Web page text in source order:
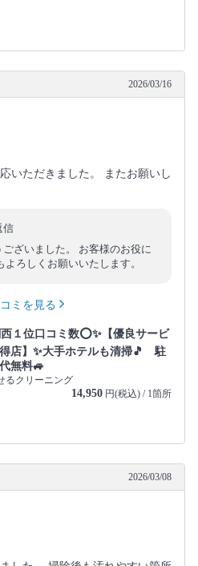
2026/03/16
いただきました。 またお願いし
信
ざいました。 お客様のお役に
ろしくお願いいたします。
ミを見る
１位口コミ数⭕✨【優良サービ
店】✨大手ホテルも清掃🎵 駐
無料🚙
るクリーニング
14,950 円(税込) / 1箇所
2026/03/08